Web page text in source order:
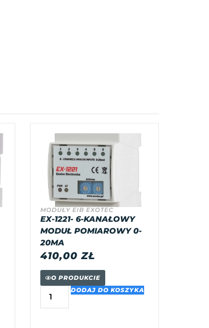
MODUŁY EIB EXOTEC
EX-1221- 6-KANAŁOWY
MODUŁ POMIAROWY 0-
20MA
410,00ZŁ
O PRODUKCIE
DODAJ DO KOSZYKA